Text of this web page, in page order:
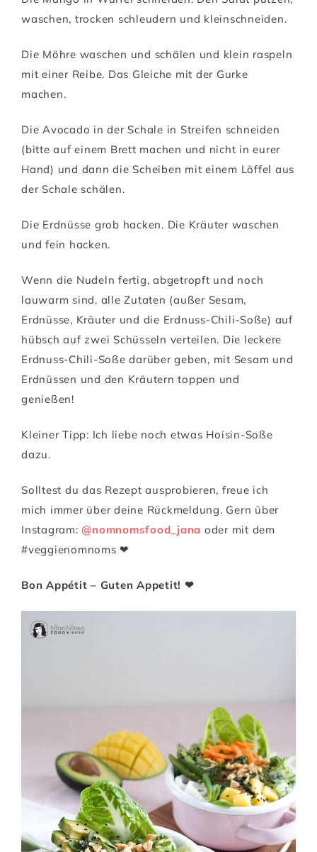
waschen, trocken schleudern und kleinschneiden.
Die Möhre waschen und schälen und klein raspeln
mit einer Reibe. Das Gleiche mit der Gurke
machen.
Die Avocado in der Schale in Streifen schneiden
(bitte auf einem Brett machen und nicht in eurer
Hand) und dann die Scheiben mit einem Löffel aus
der Schale schälen.
Die Erdnüsse grob hacken. Die Kräuter waschen
und fein hacken.
Wenn die Nudeln fertig, abgetropft und noch
lauwarm sind, alle Zutaten (außer Sesam,
Erdnüsse, Kräuter und die Erdnuss-Chili-Soße) auf
hübsch auf zwei Schüsseln verteilen. Die leckere
Erdnuss-Chili-Soße darüber geben, mit Sesam und
Erdnüssen und den Kräutern toppen und
genießen!
Kleiner Tipp: Ich liebe noch etwas Hoisin-Soße
dazu.
Solltest du das Rezept ausprobieren, freue ich
mich immer über deine Rückmeldung. Gern über
Instagram: @nomnomsfood_jana oder mit dem
#veggienomnoms ❤
Bon Appétit – Guten Appetit! ❤